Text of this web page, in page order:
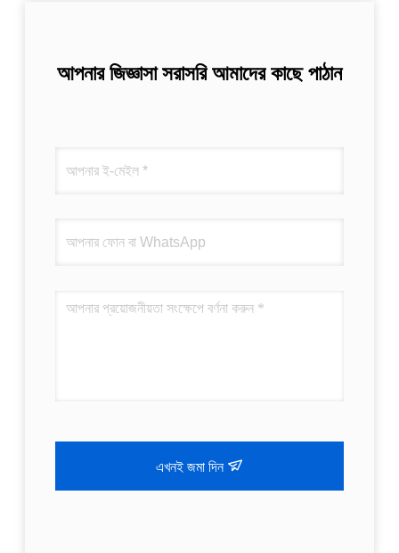
আপনার জিজ্ঞাসা সরাসরি আমাদের কাছে পাঠান
এখনই জমা দিন